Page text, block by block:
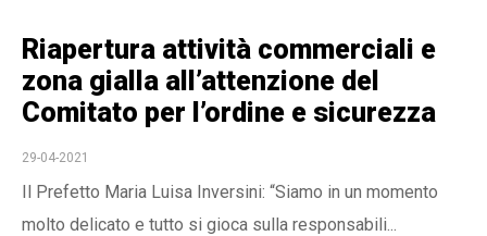
Riapertura attività commerciali e
zona gialla all’attenzione del
Comitato per l’ordine e sicurezza
29-04-2021
Il Prefetto Maria Luisa Inversini: “Siamo in un momento
molto delicato e tutto si gioca sulla responsabili...